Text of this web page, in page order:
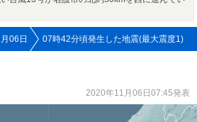
06日 07時42分頃発生した地震(最大震度1)
2020年11月06日07:45発表